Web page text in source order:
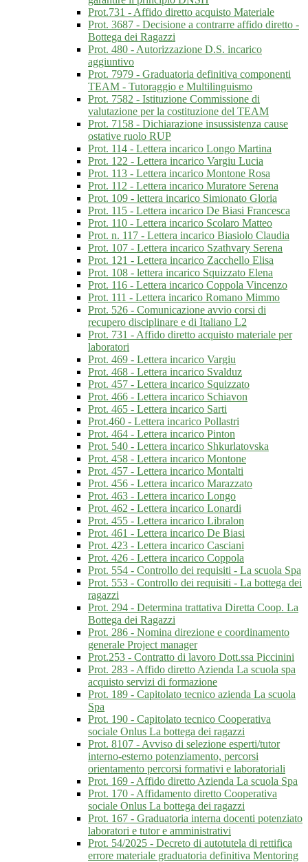
Prot.731 - Affido diretto acquisto Materiale
Prot. 3687 - Decisione a contrarre affido diretto -
Bottega dei Ragazzi
Prot. 480 - Autorizzazione D.S. incarico
aggiuntivo
Prot. 7979 - Graduatoria definitiva componenti
TEAM - Tutoraggio e Multilinguismo
Prot. 7582 - Istituzione Commissione di
valutazione per la costituzione del TEAM
Prot. 7158 - Dichiarazione insussistenza cause
ostative ruolo RUP
Prot. 114 - Lettera incarico Longo Martina
Prot. 122 - Lettera incarico Vargiu Lucia
Prot. 113 - Lettera incarico Montone Rosa
Prot. 112 - Lettera incarico Muratore Serena
Prot. 109 - lettera incarico Simionato Gloria
Prot. 115 - Lettera incarico De Biasi Francesca
Prot. 110 - Lettera incarico Scolaro Matteo
Prot. n. 117 - Lettera incarico Biasiolo Claudia
Prot. 107 - Lettera incarico Szathvary Serena
Prot. 121 - Lettera incarico Zacchello Elisa
Prot. 108 - lettera incarico Squizzato Elena
Prot. 116 - Lettera incarico Coppola Vincenzo
Prot. 111 - Lettera incarico Romano Mimmo
Prot. 526 - Comunicazione avvio corsi di
recupero disciplinare e di Italiano L2
Prot. 731 - Affido diretto acquisto materiale per
laboratori
Prot. 469 - Lettera incarico Vargiu
Prot. 468 - Lettera incarico Svalduz
Prot. 457 - Lettera incarico Squizzato
Prot. 466 - Lettera incarico Schiavon
Prot. 465 - Lettera incarico Sarti
Prot.460 - Lettera incarico Pollastri
Prot. 464 - Lettera incarico Pinton
Prot. 540 - Lettera incarico Shkurlatovska
Prot. 458 - Lettera incarico Montone
Prot. 457 - Lettera incarico Montalti
Prot. 456 - Lettera incarico Marazzato
Prot. 463 - Lettera incarico Longo
Prot. 462 - Lettera incarico Lonardi
Prot. 455 - Lettera incarico Libralon
Prot. 461 - Lettera incarico De Biasi
Prot. 423 - Lettera incarico Casciani
Prot. 426 - Lettera incarico Coppola
Prot. 554 - Controllo dei requisiti - La scuola Spa
Prot. 553 - Controllo dei requisiti - La bottega dei
ragazzi
Prot. 294 - Determina trattativa Diretta Coop. La
Bottega dei Ragazzi
Prot. 286 - Nomina direzione e coordinamento
generale Project manager
Prot.253 - Contratto di lavoro Dott.ssa Piccinini
Prot. 283 - Affido diretto Azienda La scuola spa
acquisto servizi di formazione
Prot. 189 - Capitolato tecnico azienda La scuola
Spa
Prot. 190 - Capitolato tecnico Cooperativa
sociale Onlus La bottega dei ragazzi
Prot. 8107 - Avviso di selezione esperti/tutor
interno-esterno potenziamento, percorsi
orientamento percorsi formativi e laboratoriali
Prot. 169 - Affido diretto Azienda La scuola Spa
Prot. 170 - Affidamento diretto Cooperativa
sociale Onlus La bottega dei ragazzi
Prot. 167 - Graduatoria interna docenti potenziato
laboratori e tutor e amministrativi
Prot. 54/2025 - Decreto di autotutela di rettifica
errore materiale graduatoria definitiva Mentoring